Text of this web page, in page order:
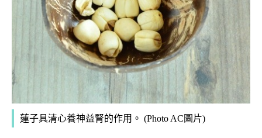
蓮子具清心養神益腎的作用。 (Photo AC圖片)